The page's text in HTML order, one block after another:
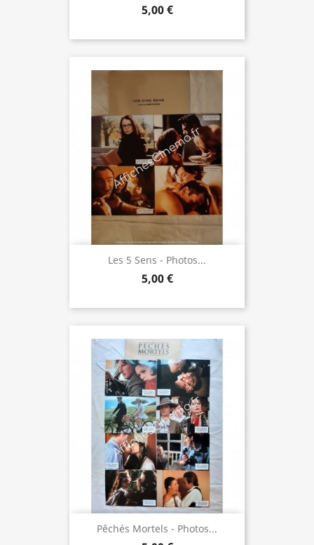
5,00 €
Les 5 Sens - Photos...
5,00 €
Pêchés Mortels - Photos...